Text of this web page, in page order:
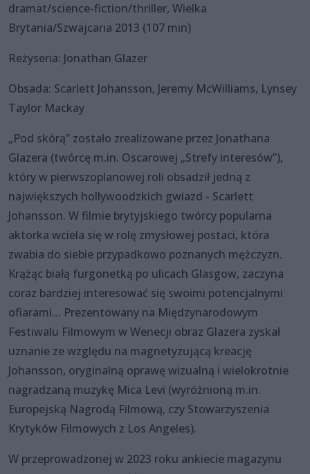
dramat/science-fiction/thriller, Wielka
Brytania/Szwajcaria 2013 (107 min)
Reżyseria: Jonathan Glazer
Obsada: Scarlett Johansson, Jeremy McWilliams, Lynsey
Taylor Mackay
„Pod skórą” zostało zrealizowane przez Jonathana
Glazera (twórcę m.in. Oscarowej „Strefy interesów”),
który w pierwszoplanowej roli obsadził jedną z
największych hollywoodzkich gwiazd - Scarlett
Johansson. W filmie brytyjskiego twórcy popularna
aktorka wciela się w rolę zmysłowej postaci, która
zwabia do siebie przypadkowo poznanych mężczyzn.
Krążąc białą furgonetką po ulicach Glasgow, zaczyna
coraz bardziej interesować się swoimi potencjalnymi
ofiarami… Prezentowany na Międzynarodowym
Festiwalu Filmowym w Wenecji obraz Glazera zyskał
uznanie ze względu na magnetyzującą kreację
Johansson, oryginalną oprawę wizualną i wielokrotnie
nagradzaną muzykę Mica Levi (wyróżnioną m.in.
Europejską Nagrodą Filmową, czy Stowarzyszenia
Krytyków Filmowych z Los Angeles).
W przeprowadzonej w 2023 roku ankiecie magazynu